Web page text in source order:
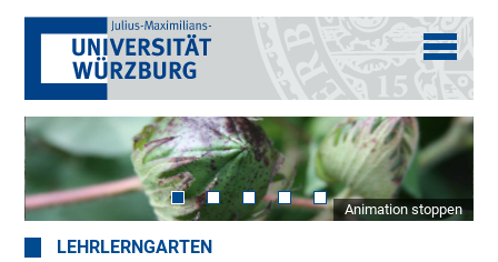
Animation stoppen
LEHRLERNGARTEN